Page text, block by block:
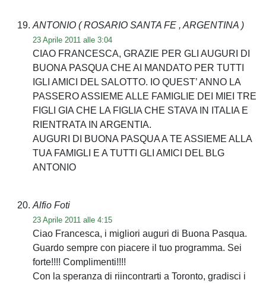
ANTONIO ( ROSARIO SANTA FE , ARGENTINA )
23 Aprile 2011 alle 3:04
CIAO FRANCESCA, GRAZIE PER GLI AUGURI DI
BUONA PASQUA CHE AI MANDATO PER TUTTI
IGLI AMICI DEL SALOTTO. IO QUEST’ ANNO LA
PASSERO ASSIEME ALLE FAMIGLIE DEI MIEI TRE
FIGLI GIA CHE LA FIGLIA CHE STAVA IN ITALIA E
RIENTRATA IN ARGENTIA.
AUGURI DI BUONA PASQUA A TE ASSIEME ALLA
TUA FAMIGLI E A TUTTI GLI AMICI DEL BLG
ANTONIO
Alfio Foti
23 Aprile 2011 alle 4:15
Ciao Francesca, i migliori auguri di Buona Pasqua.
Guardo sempre con piacere il tuo programma. Sei
forte!!!! Complimenti!!!!
Con la speranza di riincontrarti a Toronto, gradisci i